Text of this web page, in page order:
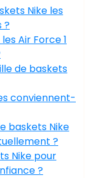
Nike les
?
Air Force 1
de baskets
conviennent-
baskets Nike
?
Nike pour
?